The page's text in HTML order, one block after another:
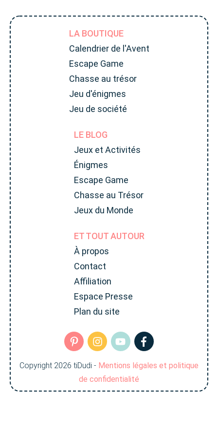
LA BOUTIQUE
Calendrier de l'Avent
Escape Game
Chasse au trésor
Jeu d'énigmes
Jeu de société
LE BLOG
Jeux et Activités
Énigmes
Escape Game
Chasse au Trésor
Jeux du Monde
ET TOUT AUTOUR
À propos
Contact
Affiliation
Espace Presse
Plan du site
Copyright 2026 tiDudi - Mentions légales et politique
de confidentialité